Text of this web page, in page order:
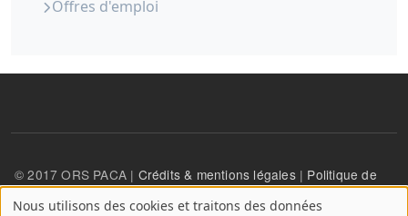
Offres d'emploi
© 2017 ORS PACA | Crédits & mentions légales| Politique de
confidentialité
Nous utilisons des cookies et traitons des données